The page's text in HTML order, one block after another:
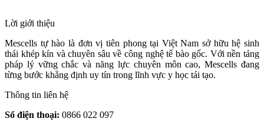
Lời giới thiệu
Mescells tự hào là đơn vị tiên phong tại Việt Nam sở hữu hệ sinh
thái khép kín và chuyên sâu về công nghệ tế bào gốc. Với nền tảng
pháp lý vững chắc và năng lực chuyên môn cao, Mescells đang
từng bước khẳng định uy tín trong lĩnh vực y học tái tạo.
Thông tin liên hệ
Số điện thoại: 0866 022 097